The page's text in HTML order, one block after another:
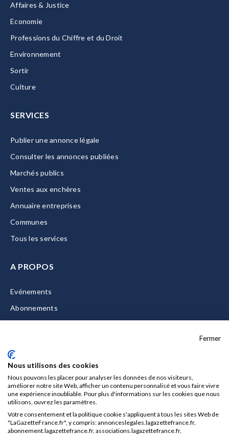
Affaires & Justice
Economie
Professions du Chiffre et du Droit
Environnement
Sortir
Culture
SERVICES
Publier une annonce légale
Consulter les annonces publiées
Marchés publics
Ventes aux enchères
Annuaire entreprises
Communes
Tous les services
A PROPOS
Evénements
Abonnements
Nous contacter
Mentions légales
CGU/CGV
Fermer
Nous utilisons des cookies
Nous pouvons les placer pour analyser les données de nos visiteurs,
améliorer notre site Web, afficher un contenu personnalisé et vous faire vivre
une expérience inoubliable. Pour plus d'informations sur les cookies que nous
utilisons, ouvrez les paramètres.
Votre consentement et la politique cookie s'appliquent à tous les sites Web de
"LaGazetteFrance.fr", y compris: annonceslegales.lagazettefrance.fr,
abonnement.lagazettefrance.fr, associations.lagazettefrance.fr,